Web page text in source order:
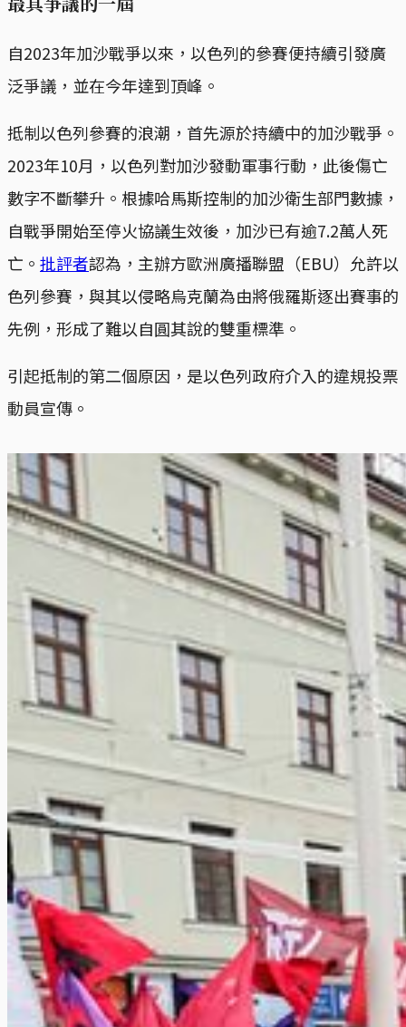
自2023年加沙戰爭以來，以色列的參賽便持續引發廣
泛爭議，並在今年達到頂峰。
抵制以色列參賽的浪潮，首先源於持續中的加沙戰爭。
2023年10月，以色列對加沙發動軍事行動，此後傷亡
數字不斷攀升。根據哈馬斯控制的加沙衛生部門數據，
自戰爭開始至停火協議生效後，加沙已有逾7.2萬人死
亡。 批評者認為，主辦方歐洲廣播聯盟（EBU）允許以
色列參賽，與其以侵略烏克蘭為由將俄羅斯逐出賽事的
先例，形成了難以自圓其說的雙重標準。
引起抵制的第二個原因，是以色列政府介入的違規投票
動員宣傳。